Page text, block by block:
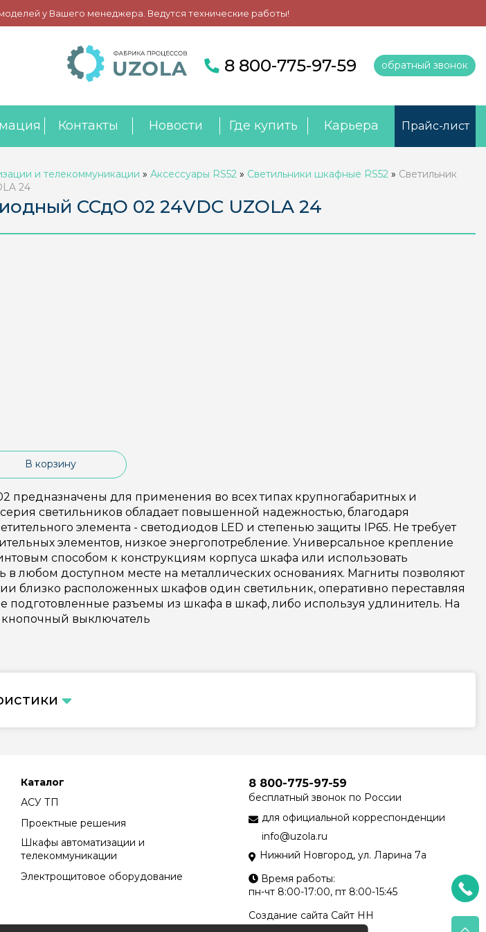
моделей у Вашего менеджера. Ведутся технические работы!
8 800-775-97-59 обратный звонок
Контакты Новости Где купить Карьера Прайс-лист
и телекоммуникации » Аксессуары RS52 » Светильники шкафные RS52 » Светильник
24
ССдО 02 24VDC UZOLA 24
В корзину
для применения во всех типах крупногабаритных и
светильников обладает повышенной надежностью, благодаря
элемента - светодиодов LED и степенью защиты IP65. Не требует
элементов, низкое энергопотребление. Универсальное крепление
способом к конструкциям корпуса шкафа или использовать
в любом доступном месте на металлических основаниях. Магниты позволяют
близко расположенных шкафов один светильник, оперативно переставляя
подготовленные разъемы из шкафа в шкаф, либо используя удлинитель. На
кнопочный выключатель
Каталог
АСУ ТП
Проектные решения
Шкафы автоматизации и
телекоммуникации
Электрощитовое оборудование
8 800-775-97-59
бесплатный звонок по России
для официальной корреспонденции
info@uzola.ru
Нижний Новгород, ул. Ларина 7а
Время работы:
пн-чт 8:00-17:00, пт 8:00-15:45
Создание сайта Сайт НН